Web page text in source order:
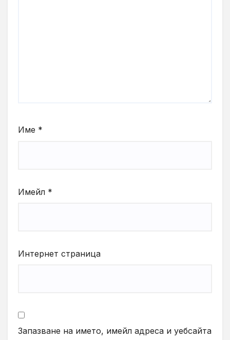
Име *
Имейл *
Интернет страница
Запазване на името, имейл адреса и уебсайта